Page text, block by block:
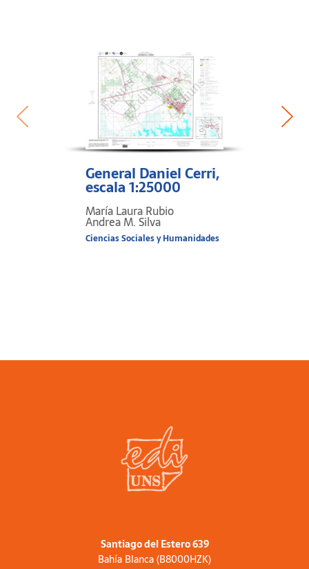
General Daniel Cerri,
escala 1:25000
María Laura Rubio
Andrea M. Silva
Ciencias Sociales y Humanidades
Santiago del Estero 639
Bahía Blanca (B8000HZK)